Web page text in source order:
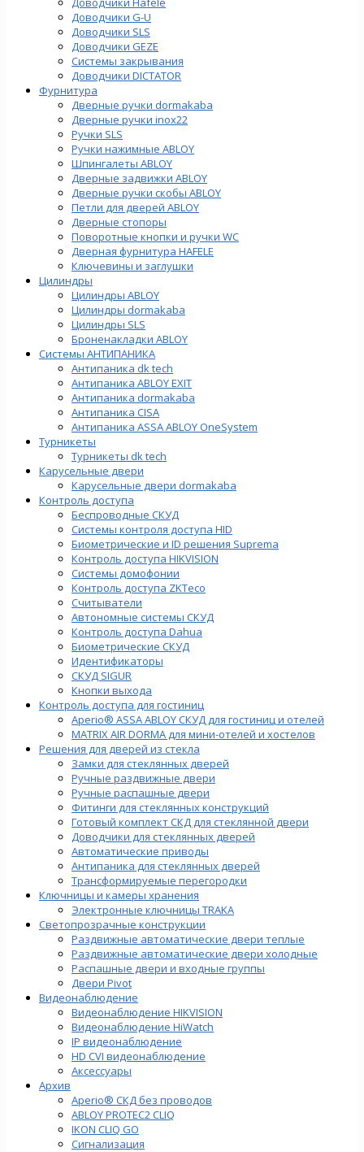
Доводчики G-U
Доводчики SLS
Доводчики GEZE
Cистемы закрывания
Доводчики DICTATOR
Фурнитура
Дверные ручки dormakaba
Дверные ручки inox22
Ручки SLS
Ручки нажимные ABLOY
Шпингалеты ABLOY
Дверные задвижки ABLOY
Дверные ручки скобы ABLOY
Петли для дверей ABLOY
Дверные стопоры
Поворотные кнопки и ручки WC
Дверная фурнитура HAFELE
Ключевины и заглушки
Цилиндры
Цилиндры ABLOY
Цилиндры dormakaba
Цилиндры SLS
Броненакладки ABLOY
Системы АНТИПАНИКА
Антипаника dk tech
Антипаника ABLOY EXIT
Антипаника dormakaba
Антипаника СISA
Антипаника ASSA ABLOY OneSystem
Турникеты
Турникеты dk tech
Карусельные двери
Карусельные двери dormakaba
Контроль доступа
Беспроводные СКУД
Системы контроля доступа HID
Биометрические и ID решения Suprema
Контроль доступа HIKVISION
Системы домофонии
Контроль доступа ZKTeco
Считыватели
Автономные системы СКУД
Контроль доступа Dahua
Биометрические СКУД
Идентификаторы
СКУД SIGUR
Кнопки выхода
Контроль доступа для гостиниц
Aperio® ASSA ABLOY СКУД для гостиниц и отелей
MATRIX AIR DORMA для мини-отелей и хостелов
Решения для дверей из стекла
Замки для стеклянных дверей
Ручные раздвижные двери
Ручные распашные двери
Фитинги для стеклянных конструкций
Готовый комплект СКД для стеклянной двери
Доводчики для стеклянных дверей
Автоматические приводы
Антипаника для стеклянных дверей
Трансформируемые перегородки
Ключницы и камеры хранения
Электронные ключницы TRAKA
Светопрозрачные конструкции
Раздвижные автоматические двери теплые
Раздвижные автоматические двери холодные
Распашные двери и входные группы
Двери Pivot
Видеонаблюдение
Видеонаблюдение HIKVISION
Видеонаблюдение HiWatch
IP видеонаблюдение
HD CVI видеонаблюдение
Аксессуары
Архив
Aperio® СКД без проводов
ABLOY PROTEC2 CLIQ
IKON CLIQ GO
Сигнализация